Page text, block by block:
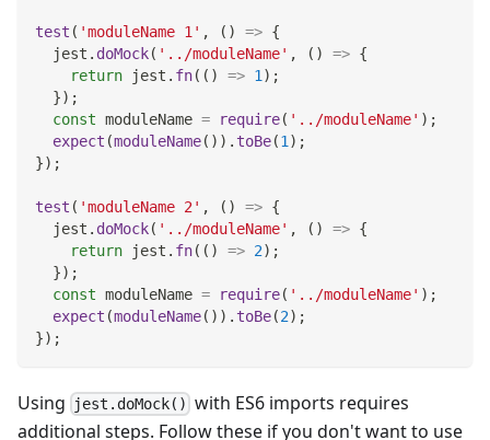
test ( 'moduleName 1' , ( ) => {
  jest
. doMock( '../moduleName' , ( ) => {
return jest . fn( ( ) => 1 ) ;
}) ;
const moduleName = require( '../moduleName' ) ;
expect (moduleName( ) ) . toBe(1 ) ;
}) ;
test ( 'moduleName 2' , ( ) => {
  jest
. doMock( '../moduleName' , ( ) => {
return jest . fn( ( ) => 2) ;
}) ;
const moduleName = require( '../moduleName' ) ;
expect (moduleName( ) ) . toBe(2) ;
}) ;
Using jest.doMock() with ES6 imports requires
additional steps. Follow these if you don't want to use